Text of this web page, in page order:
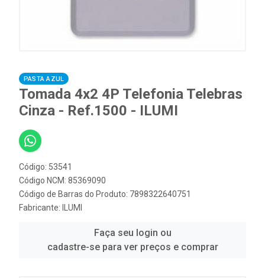
PASTA AZUL
Tomada 4x2 4P Telefonia Telebras
Cinza - Ref.1500 - ILUMI
Código: 53541
Código NCM: 85369090
Código de Barras do Produto: 7898322640751
Fabricante:
ILUMI
Faça seu login ou
cadastre-se para ver preços e comprar